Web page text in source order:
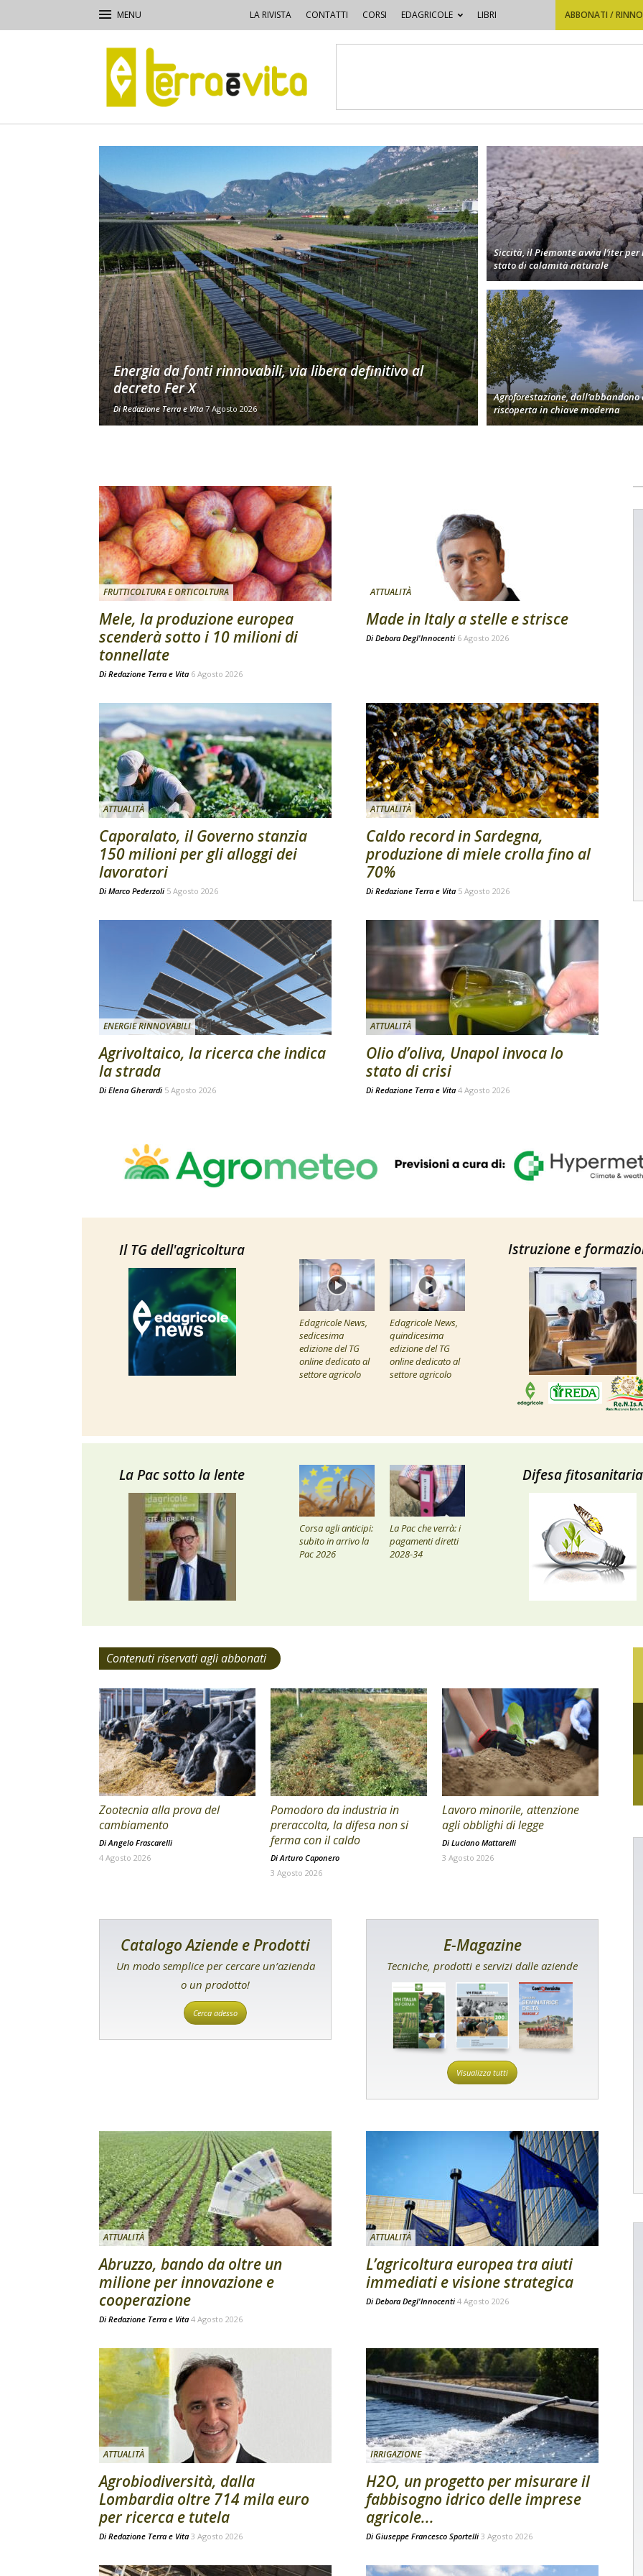
LA RIVISTA CONTATTI CORSI EDAGRICOLE LIBRI ABBONATI /
e
Vita
Energia da fonti rinnovabili, via libera definitivo al
decreto Fer X
DiRedazione Terra e Vita 7 Agosto 2026
Siccità, il Piemonte avvia l’iter per
stato di calamità naturale
Agroforestazione,
riscoperta in chiave moderna
FRUTTICOLTURA E ORTICOLTURA
Mele, la produzione europea
scenderà sotto i 10 milioni di
tonnellate
Di Redazione Terra e Vita 6 Agosto 2026
ATTUALITÀ
Made in Italy a stelle e strisce
Di Debora Degl'Innocenti 6 Agosto 2026
ATTUALITÀ
Caporalato, il Governo stanzia
150 milioni per gli alloggi dei
lavoratori
Di Marco Pederzoli 5 Agosto 2026
ATTUALITÀ
Caldo record in Sardegna,
produzione di miele crolla fino al
70%
Di Redazione Terra e Vita 5 Agosto 2026
ENERGIE RINNOVABILI
Agrivoltaico, la ricerca che indica
la strada
Di Elena Gherardi 5 Agosto 2026
ATTUALITÀ
Olio d’oliva, Unapol invoca lo
stato di crisi
Di Redazione Terra e Vita 4 Agosto 2026
Il TG dell'agricoltura
Edagricole News,
sedicesima
edizione del TG
online dedicato al
settore agricolo
Edagricole News,
quindicesima
edizione del TG
online dedicato al
settore agricolo
Istruzione e
La Pac sotto la lente
Corsa agli anticipi:
subito in arrivo la
Pac 2026
La Pac che verrà: i
pagamenti diretti
2028-34
Difesa fitosanitaria
Contenuti riservati agli abbonati
Zootecnia alla prova del
cambiamento
Di Angelo Frascarelli
4 Agosto 2026
Pomodoro da industria in
preraccolta, la difesa non si
ferma con il caldo
Di Arturo Caponero
3 Agosto 2026
Lavoro minorile, attenzione
agli obblighi di legge
Di Luciano Mattarelli
3 Agosto 2026
Catalogo Aziende e Prodotti
Un modo semplice per cercare un’azienda
o un prodotto!
Cerca adesso
E-Magazine
Tecniche, prodotti e servizi dalle aziende
Visualizza tutti
ATTUALITÀ
Abruzzo, bando da oltre un
milione per innovazione e
cooperazione
Di Redazione Terra e Vita 4 Agosto 2026
ATTUALITÀ
L’agricoltura europea tra aiuti
immediati e visione strategica
Di Debora Degl'Innocenti 4 Agosto 2026
ATTUALITÀ
Agrobiodiversità, dalla
Lombardia oltre 714 mila euro
per ricerca e tutela
Di Redazione Terra e Vita 3 Agosto 2026
IRRIGAZIONE
H2O, un progetto per misurare il
fabbisogno idrico delle imprese
agricole...
Di Giuseppe Francesco Sportelli 3 Agosto 2026